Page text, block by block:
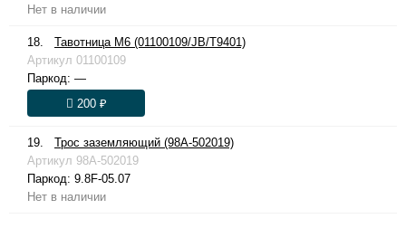
Нет в наличии
18.
Тавотница М6 (01100109/JB/T9401)
Артикул 01100109
Паркод: —
200 ₽
19.
Трос заземляющий (98A-502019)
Артикул 98A-502019
Паркод: 9.8F-05.07
Нет в наличии